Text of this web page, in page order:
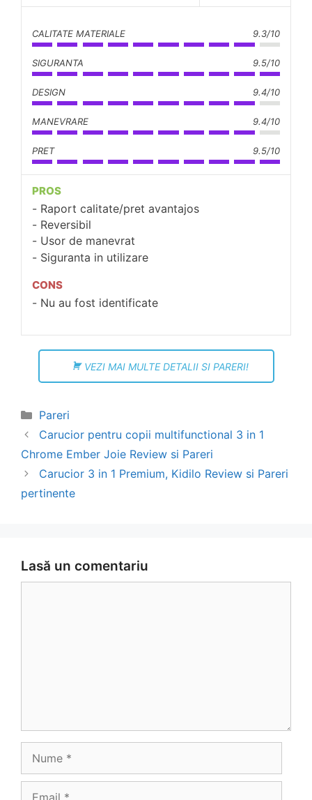
CALITATE MATERIALE 9.3/10
SIGURANTA 9.5/10
DESIGN 9.4/10
MANEVRARE 9.4/10
PRET 9.5/10
PROS
Raport calitate/pret avantajos
Reversibil
Usor de manevrat
Siguranta in utilizare
CONS
Nu au fost identificate
VEZI MAI MULTE DETALII SI PARERI!
Categorii
Pareri
Navigare
în
articol
Carucior pentru copii multifunctional 3 in 1
Chrome Ember Joie Review si Pareri
Carucior 3 in 1 Premium, Kidilo Review si Pareri
pertinente
Lasă un comentariu